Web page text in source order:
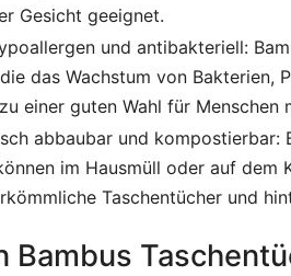
Gesicht geeignet.
und antibakteriell:
das Wachstum von Bakterien,
einer guten Wahl für
abbaubar und kompostierbar:
im Hausmüll oder auf
Taschentücher und
Bambus